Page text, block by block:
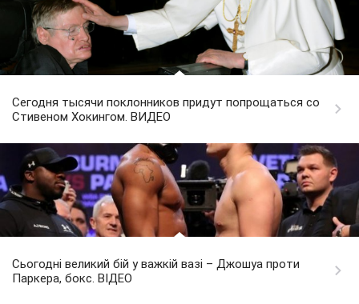
Сегодня тысячи поклонников придут попрощаться со
Стивеном Хокингом. ВИДЕО
Сьогодні великий бій у важкій вазі – Джошуа проти
Паркера, бокс. ВІДЕО